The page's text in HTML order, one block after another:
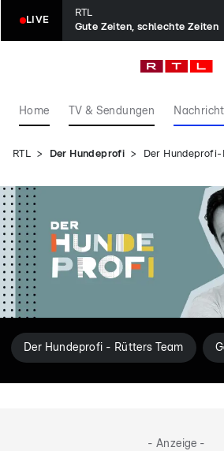
LIVE
RTL
Gute Zeiten, schlechte Zeiten
Home TV & Sendungen
RTL Der Hundeprofi Der
Der Hundeprofi - Rütters Team
- Anzeige -